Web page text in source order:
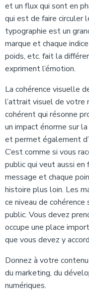
et un flux qui sont en
qui est de faire circuler
typographie est un
marque et chaque
poids, etc. fait la
expriment l’émotion.
La cohérence visuelle
l’attrait visuel de votre
cohérent qui résonne
un impact énorme sur
et permet également
C’est comme si vous
public qui veut aussi en
message et chaque
histoire plus loin. Les
ce niveau de
public. Vous devez
occupe une place
que vous devez y
Donnez à votre
du marketing, du
numériques.